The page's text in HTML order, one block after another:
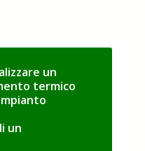
un
termico
un